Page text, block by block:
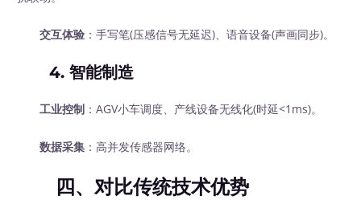
交互体验 ：手写笔(压感信号无延迟)、语音设备(声画同步)。
4. 智能制造
工业控制 ：AGV小车调度、产线设备无线化(时延<1ms)。
数据采集 ：高并发传感器网络。
四、对比传统技术优势